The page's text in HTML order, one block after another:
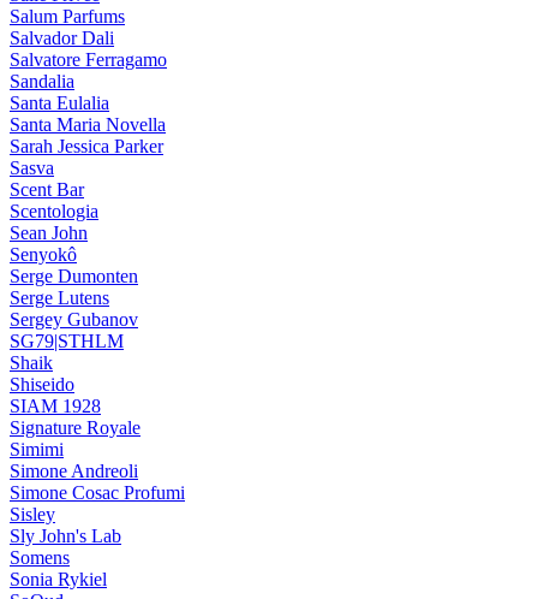
Salum Parfums
Salvador Dali
Salvatore Ferragamo
Sandalia
Santa Eulalia
Santa Maria Novella
Sarah Jessica Parker
Sasva
Scent Bar
Scentologia
Sean John
Senyokô
Serge Dumonten
Serge Lutens
Sergey Gubanov
SG79|STHLM
Shaik
Shiseido
SIAM 1928
Signature Royale
Simimi
Simone Andreoli
Simone Cosac Profumi
Sisley
Sly John's Lab
Somens
Sonia Rykiel